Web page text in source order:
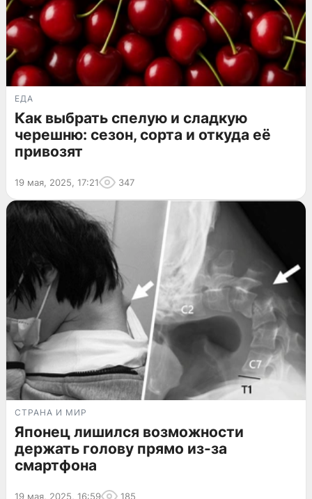
ЕДА
Как выбрать спелую и сладкую
черешню: сезон, сорта и откуда её
привозят
19 мая, 2025, 17:21 347
СТРАНА И МИР
Японец лишился возможности
держать голову прямо из-за
смартфона
19 мая, 2025, 16:59 185